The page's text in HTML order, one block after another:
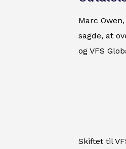
Marc
sagde, at
og VFS
Skiftet til